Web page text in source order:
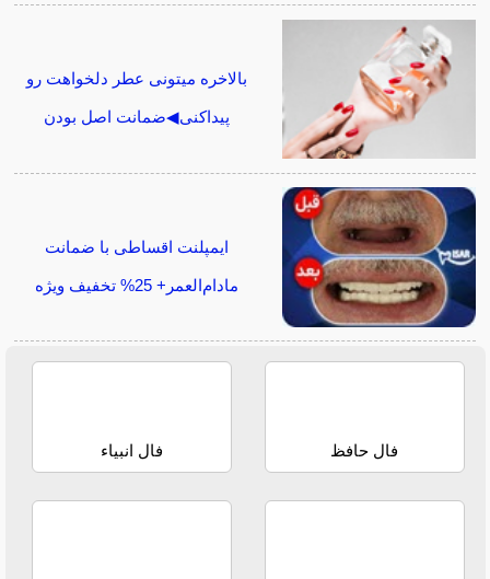
بالاخره میتونی عطر دلخواهت رو
پیداکنی◀ضمانت اصل بودن
ایمپلنت اقساطی با ضمانت
مادام‌العمر+ 25% تخفیف ویژه
فال حافظ فال انبیاء